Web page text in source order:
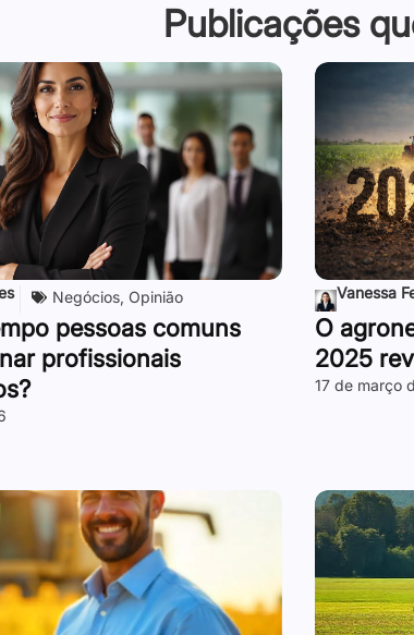
Publicações
Negócios, Opinião
pessoas comuns
profissionais
Vanessa
O
2025
17 de março